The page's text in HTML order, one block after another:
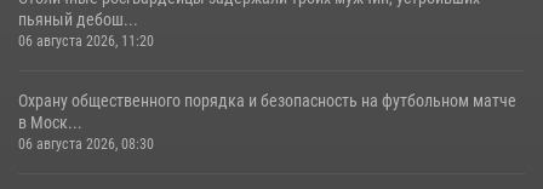
пьяный дебош...
06 августа 2026, 11:20
Охрану общественного порядка и безопасность на футбольном матче
в Моск...
06 августа 2026, 08:30